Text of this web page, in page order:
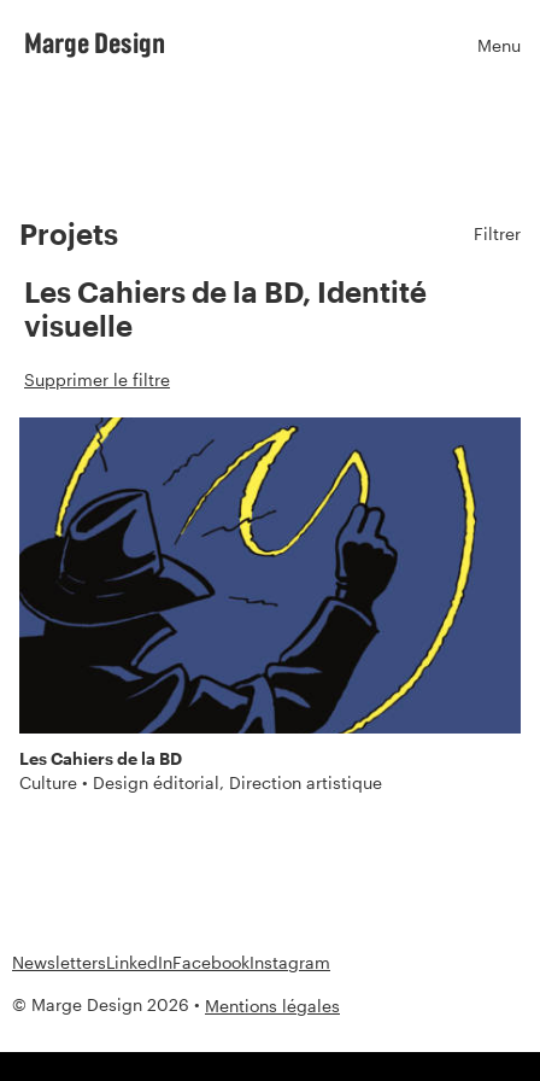
Marge Design Menu
Projets Filtrer
Les Cahiers de la BD, Identité
visuelle
Supprimer le filtre
Les Cahiers de la BD
Culture • Design éditorial, Direction artistique
© Marge Design 2026 • Mentions légales
NewslettersLinkedInFacebookInstagram